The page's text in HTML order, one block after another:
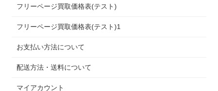
フリーページ買取価格表(テスト)
フリーページ買取価格表(テスト)1
お支払い方法について
配送方法・送料について
マイアカウント